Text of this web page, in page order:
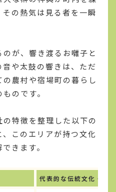
の熱気は見る者を一瞬
が、響き渡るお囃子と
や太鼓の響きは、ただ
農村や宿場町の暮らし
のです。
特徴を整理した以下の
このエリアが持つ文化
きます。
代表的な伝統文化・祭礼